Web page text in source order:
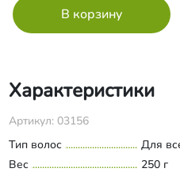
Характеристики
Артикул: 03156
Тип волос
Для
Вес
250 г